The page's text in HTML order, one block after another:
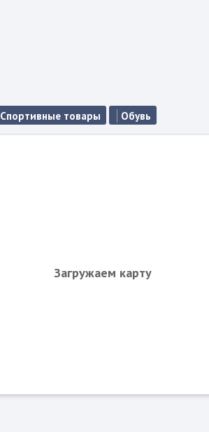
Спортивные товары Обувь
Загружаем карту